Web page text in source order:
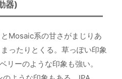
器)
Mosaic系の甘さがまじりあ
ったりとくる。草っぽい印象
リーのような印象も強い。